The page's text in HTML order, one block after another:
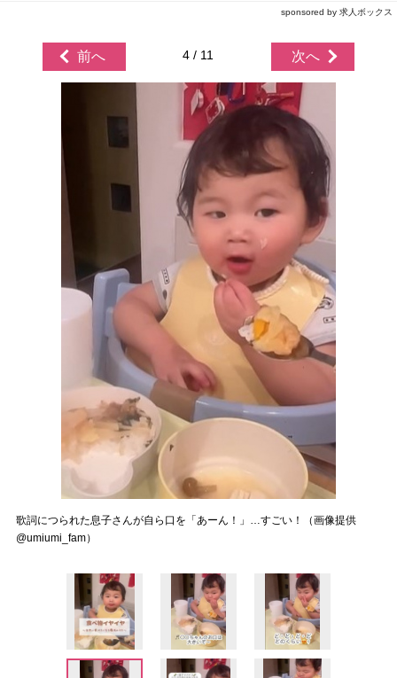
sponsored by 求人ボックス
前へ 4 / 11 次へ
歌詞につられた息子さんが自ら口を「あーん！」…すごい！（画像提供
@umiumi_fam）